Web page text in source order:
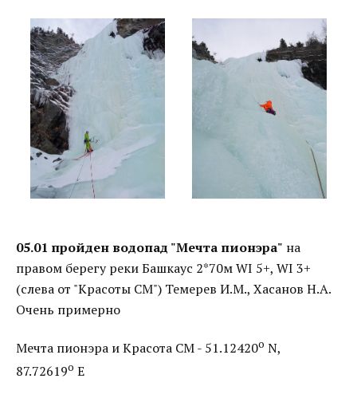
05.01 пройден водопад "Мечта пионэра" на
правом берегу реки Башкаус 2*70м WI 5+, WI 3+
(слева от "Красоты СМ") Темерев И.М., Хасанов Н.А.
Очень примерно
Мечта пионэра и Красота СМ - 51.12420o N,
87.72619o E